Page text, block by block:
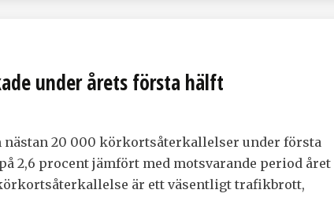
under årets första hälft
nästan 20 000 körkortsåterkallelser under första
2,6 procent jämfört med motsvarande period året
är ett väsentligt trafikbrott,